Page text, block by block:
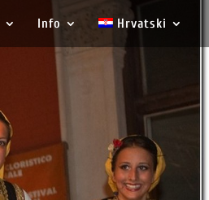
Info Hrvatski